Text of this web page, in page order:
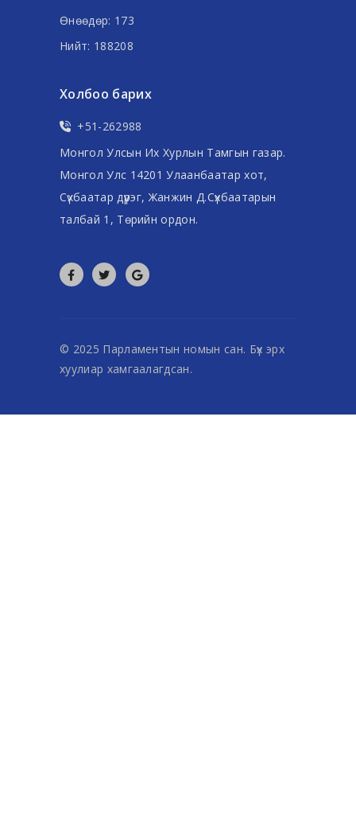
Өнөөдөр: 173
Нийт: 188208
Холбоо барих
+51-262988
Монгол Улсын Их Хурлын Тамгын газар.
Монгол Улс 14201 Улаанбаатар хот,
Сүхбаатар дүүрэг, Жанжин Д.Сүхбаатарын
талбай 1, Төрийн ордон.
© 2025 Парламентын номын сан. Бүх эрх
хуулиар хамгаалагдсан.